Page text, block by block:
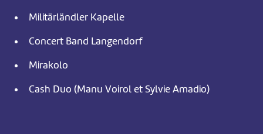
Militärländler Kapelle
Concert Band Langendorf
Mirakolo
Cash Duo (Manu Voirol et Sylvie Amadio)